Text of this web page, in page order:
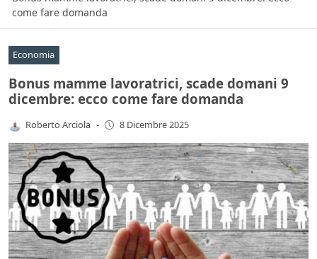
come fare domanda
Economia
Bonus mamme lavoratrici, scade domani 9
dicembre: ecco come fare domanda
Roberto Arciola - 8 Dicembre 2025